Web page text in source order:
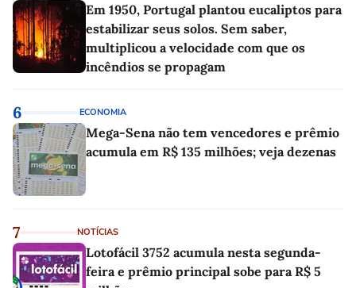
Em 1950, Portugal plantou eucaliptos para
estabilizar seus solos. Sem saber,
multiplicou a velocidade com que os
incêndios se propagam
6 ECONOMIA
Mega-Sena não tem vencedores e prêmio
acumula em R$ 135 milhões; veja dezenas
7 NOTÍCIAS
Lotofácil 3752 acumula nesta segunda-
feira e prêmio principal sobe para R$ 5